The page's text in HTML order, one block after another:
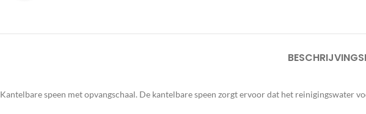
BESCHRIJVING
Kantelbare speen met opvangschaal. De kantelbare speen zorgt ervoor dat het reinigingswater